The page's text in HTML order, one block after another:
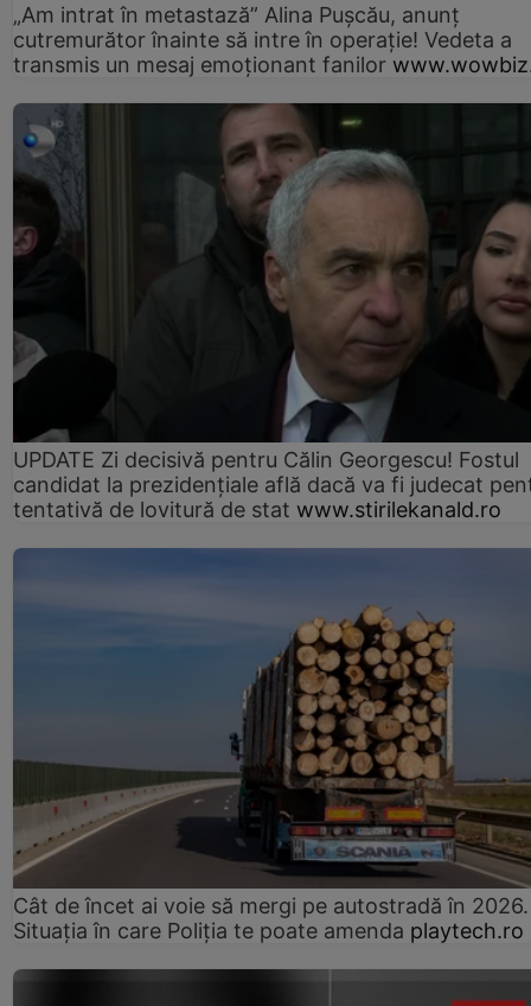
„Am intrat în metastază” Alina Pușcău, anunț
cutremurător înainte să intre în operație! Vedeta a
transmis un mesaj emoționant fanilor
UPDATE Zi decisivă pentru Călin Georgescu! Fostul
candidat la prezidențiale află dacă va fi judecat
tentativă de lovitură de stat www.stirilekanald.ro
Cât de încet ai voie să mergi pe autostradă în 2026.
Situația în care Poliția te poate amenda playtech.ro